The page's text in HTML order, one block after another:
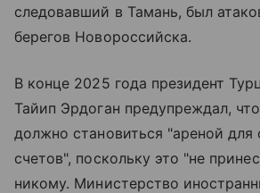
следовавший в Тамань, был
берегов Новороссийска.
В конце 2025 года президент
Тайип Эрдоган предупреждал,
должно становиться "ареной для
счетов", поскольку это "не
никому. Министерство